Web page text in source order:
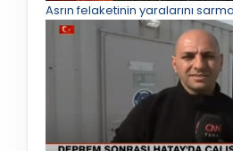
Asrın felaketinin yaralarını